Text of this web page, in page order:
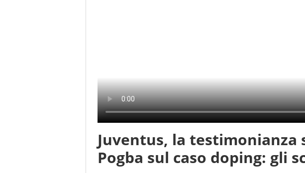
Juventus, la testimonianza
Pogba sul caso doping: gli